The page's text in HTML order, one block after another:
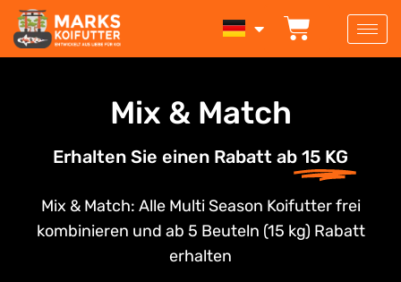
Zum
Inhalt
springen
Mix & Match
Erhalten Sie einen Rabatt ab 15 KG
Mix & Match: Alle Multi Season Koifutter frei
kombinieren und ab 5 Beuteln (15 kg) Rabatt
erhalten